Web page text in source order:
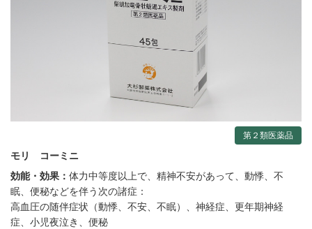
第２類医薬品
モリ コーミニ
効能・効果： 体力中等度以上で、精神不安があって、動悸、不
眠、便秘などを伴う次の諸症：
高血圧の随伴症状（動悸、不安、不眠）、神経症、更年期神経
症、小児夜泣き、便秘